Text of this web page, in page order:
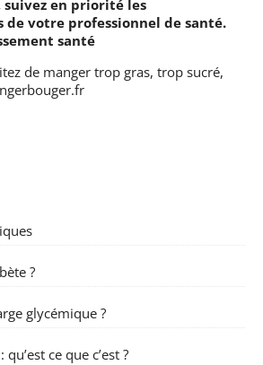
suivez en priorité les
de votre professionnel de santé.
santé
de manger trop gras, trop sucré,
?
glycémique ?
ce que c’est ?